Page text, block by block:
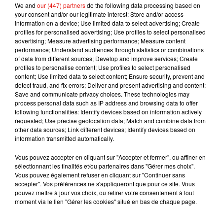
Publié : 8 août 2018 à 7h42 par Caroline Piveteau
Avec plus de huit millions de vues en six mois,
certaines femmes ont bien évidemment essayé,
malheureusement, la dermatologue Susan Bard
est formelle : aucun de ces ingrédients n’a la
capacité de faire gonfler la poitrine ! Pire, cela peut
même provoquer des démangeaisons…
Dommage.
Mundo Latino
We and our (447) partnersdo the following data processing based on
your consent and/or our legitimate interest: Store and/or access
information on a device; Use limited data to select advertising; Create
profiles for personalised advertising; Use profiles to select personalised
advertising; Measure advertising performance; Measure content
performance; Understand audiences through statistics or combinations
of data from different sources; Develop and improve services; Create
profiles to personalise content; Use profiles to select personalised
content; Use limited data to select content; Ensure security, prevent and
detect fraud, and fix errors; Deliver and present advertising and content;
Save and communicate privacy choices. These technologies may
process personal data such as IP address and browsing data to offer
following functionalities: Identify devices based on information actively
requested; Use precise geolocation data; Match and combine data from
other data sources; Link different devices; Identify devices based on
information transmitted automatically.
Vous pouvez accepter en cliquant sur "Accepter et fermer", ou affiner en
sélectionnant les finalités et/ou partenaires dans "Gérer mes choix".
Vous pouvez également refuser en cliquant sur "Continuer sans
accepter". Vos préférences ne s'appliqueront que pour ce site. Vous
pouvez mettre à jour vos choix, ou retirer votre consentement à tout
moment via le lien "Gérer les cookies" situé en bas de chaque page.